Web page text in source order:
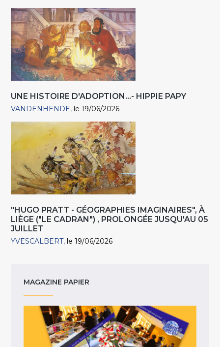
UNE HISTOIRE D'ADOPTION...- HIPPIE PAPY
VANDENHENDE le 19/06/2026
"HUGO PRATT - GÉOGRAPHIES IMAGINAIRES", À
LIÈGE ("LE CADRAN") , PROLONGÉE JUSQU'AU 05
JUILLET
YVESCALBERT le 19/06/2026
MAGAZINE PAPIER